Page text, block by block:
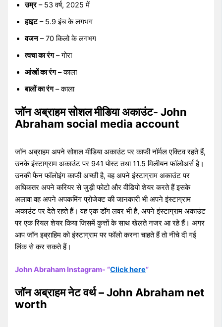
उम्र– 53 वर्ष, 2025 में
हाइट– 5.9 इंच के लगभग
वजन– 70 किलो के लगभग
त्वचा का रंग– गोरा
आंखों का रंग– काला
बालों का रंग– काला
जॉन अब्राहम सोशल मीडिया अकाउंट- John
Abraham social media account
जॉन अब्राहम अपने सोशल मीडिया अकाउंट पर काफी नॉर्मल एक्टिव रहते हैं,
उनके इंस्टाग्राम अकाउंट पर 941 पोस्ट तथा 11.5 मिलीयन फॉलोअर्स है।
उनकी फैन फॉलोइंग काफी अच्छी है, वह अपने इंस्टाग्राम अकाउंट पर
अधिकतर अपने करियर से जुड़ी फोटो और वीडियो शेयर करते हैं इसके
अलावा वह अपने अपकमिंग प्रोजेक्ट की जानकारी भी अपने इंस्टाग्राम
अकाउंट पर देते रहते हैं। वह एक डॉग लवर भी है, अपने इंस्टाग्राम अकाउंट
पर एक रियल शेयर किया जिसमें कुत्तों के साथ खेलते नजर आ रहे हैं। अगर
आप जॉन इब्राहिम को इंस्टाग्राम पर फॉलो करना चाहते हैं तो नीचे दी गई
लिंक से कर सकते हैं।
John Abraham Instagram- “Click here“
जॉन अब्राहम नेट वर्थ – John Abraham net
worth